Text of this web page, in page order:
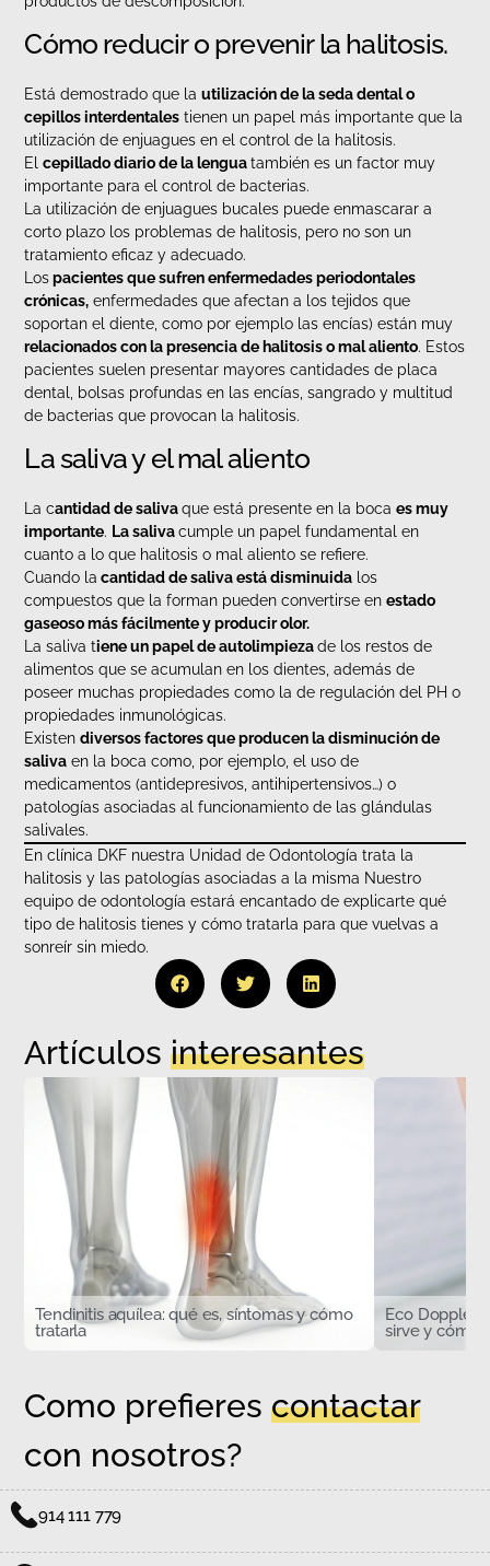
Cómo reducir o prevenir la halitosis.
Está demostrado que lautilización de la seda dental o
cepillos interdentales tienen un papel más importante que la
utilización de enjuagues en el control de la halitosis.
Elcepillado diario de la lenguatambién es un factor muy
importante para el control de bacterias.
La utilización de enjuagues bucales puede enmascarar a
corto plazo los problemas de halitosis, pero no son un
tratamiento eficaz y adecuado.
Lospacientes que sufren enfermedades periodontales
crónicas, enfermedades que afectan a los tejidos que
soportan el diente, como por ejemplo las encías) están muy
relacionados con la presencia de halitosis o mal aliento. Estos
pacientes suelen presentar mayores cantidades de placa
dental, bolsas profundas en las encías, sangrado y multitud
de bacterias que provocan la halitosis.
La saliva y el mal aliento
La cantidad de salivaque está presente en la bocaes muy
importante. La salivacumple un papel fundamental en
cuanto a lo que halitosis o mal aliento se refiere.
Cuando la cantidad de saliva está disminuida los
compuestos que la forman pueden convertirse enestado
gaseoso más fácilmente y producir olor.
La saliva tiene un papel de autolimpiezade los restos de
alimentos que se acumulan en los dientes, además de
poseer muchas propiedades como la de regulación del PH o
propiedades inmunológicas.
Existendiversos factores que producen la disminución de
saliva en la boca como, por ejemplo, el uso de
medicamentos (antidepresivos, antihipertensivos…) o
patologías asociadas al funcionamiento de las glándulas
salivales.
En clínica DKF nuestra Unidad de Odontología trata la
halitosis y las patologías asociadas a la misma Nuestro
equipo de odontología estará encantado de explicarte qué
tipo de halitosis tienes y cómo tratarla para que vuelvas a
sonreír sin miedo.
Artículosinteresantes
Tendinitis aquílea: qué es, síntomas y cómo
tratarla
Eco Doppler
sirve y cómo
Como prefierescontactar
con nosotros?
914 111 779